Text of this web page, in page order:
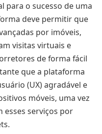
para o sucesso de uma
deve permitir que
por imóveis,
visitas virtuais e
de forma fácil
que a plataforma
(UX) agradável e
móveis, uma vez
esses serviços por